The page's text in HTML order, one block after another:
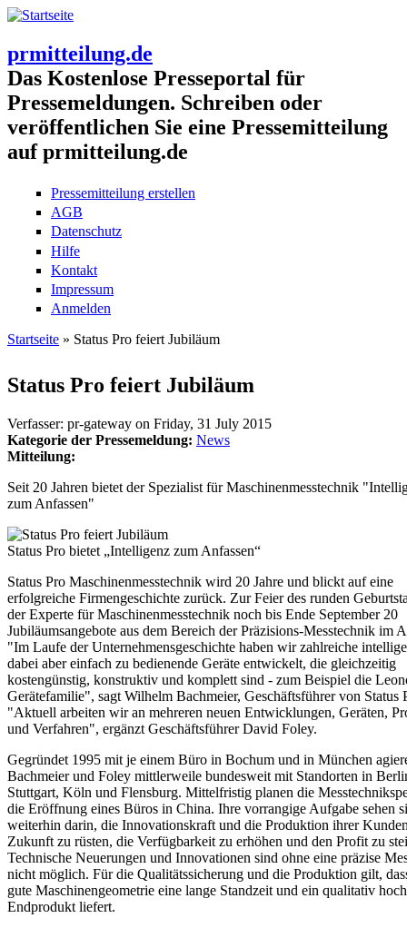
prmitteilung.de
Das Kostenlose Presseportal für
Pressemeldungen. Schreiben oder
veröffentlichen Sie eine Pressemitteilung
auf prmitteilung.de
Pressemitteilung erstellen
AGB
Datenschutz
Hilfe
Kontakt
Impressum
Anmelden
Startseite » Status Pro feiert Jubiläum
Status Pro feiert Jubiläum
Verfasser: pr-gateway on Friday, 31 July 2015
Kategorie der Pressemeldung: News
Mitteilung:
Seit 20 Jahren bietet der Spezialist für Maschinenmesstechnik
zum Anfassen"
Status Pro bietet „Intelligenz zum Anfassen“
Status Pro Maschinenmesstechnik wird 20 Jahre und blickt auf eine
erfolgreiche Firmengeschichte zurück. Zur Feier des runden
der Experte für Maschinenmesstechnik noch bis Ende September 20
Jubiläumsangebote aus dem Bereich der Präzisions-Messtechnik im
"Im Laufe der Unternehmensgeschichte haben wir zahlreiche
dabei aber einfach zu bedienende Geräte entwickelt, die gleichzeitig
kostengünstig, konstruktiv und komplett sind - zum Beispiel die
Gerätefamilie", sagt Wilhelm Bachmeier, Geschäftsführer von Status
"Aktuell arbeiten wir an mehreren neuen Entwicklungen, Geräten,
und Verfahren", ergänzt Geschäftsführer David Foley.
Gegründet 1995 mit je einem Büro in Bochum und in München
Bachmeier und Foley mittlerweile bundesweit mit Standorten in
Stuttgart, Köln und Flensburg. Mittelfristig planen die
die Eröffnung eines Büros in China. Ihre vorrangige Aufgabe sehen
weiterhin darin, die Innovationskraft und die Produktion ihrer
Zukunft zu rüsten, die Verfügbarkeit zu erhöhen und den Profit zu
Technische Neuerungen und Innovationen sind ohne eine präzise
nicht möglich. Für die Qualitätssicherung und die Produktion gilt,
gute Maschinengeometrie eine lange Standzeit und ein qualitativ
Endprodukt liefert.